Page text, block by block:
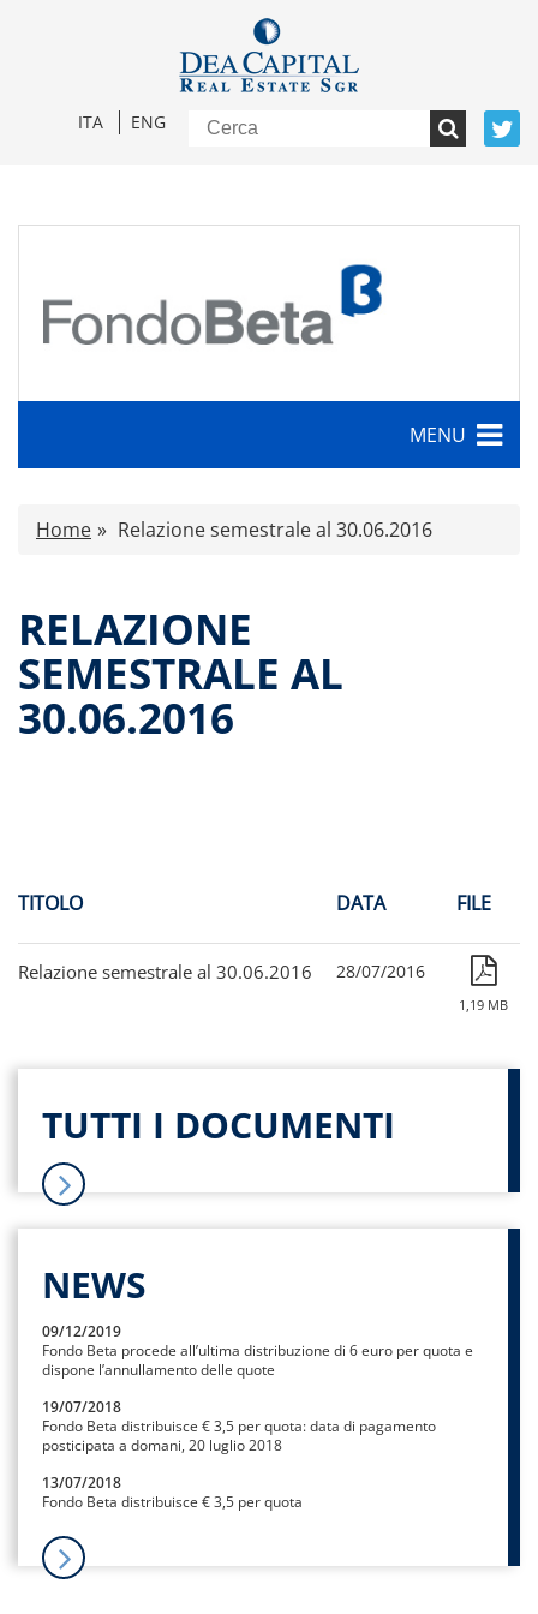
ITA ENG
MENU
Caratteristiche
Proventi distribuiti
Documenti di offerta
Relazioni di gestioni e resoconti intermedi
Governance
Home Relazione semestrale al 30.06.2016
RELAZIONE
SEMESTRALE AL
30.06.2016
TITOLO DATA FILE
Relazione semestrale al 30.06.2016 28/07/2016
1,19 MB
TUTTI I DOCUMENTI
NEWS
09/12/2019
Fondo Beta procede all’ultima distribuzione di 6 euro per quota e
dispone l’annullamento delle quote
19/07/2018
Fondo Beta distribuisce € 3,5 per quota: data di pagamento
posticipata a domani, 20 luglio 2018
13/07/2018
Fondo Beta distribuisce € 3,5 per quota